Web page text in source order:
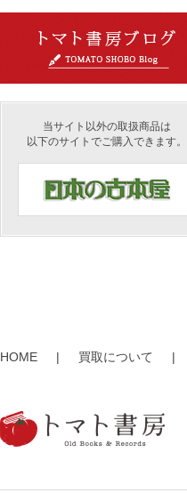
当サイト以外の取扱商品は
以下のサイトでご購入できます。
HOME | 買取について |